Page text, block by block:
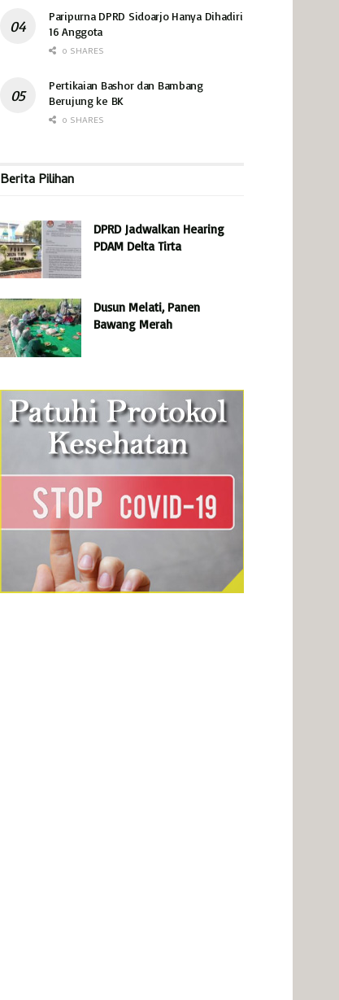
Paripurna DPRD Sidoarjo Hanya Dihadiri
16 Anggota
0 SHARES
Pertikaian Bashor dan Bambang
Berujung ke BK
0 SHARES
Berita Pilihan
DPRD Jadwalkan Hearing
PDAM Delta Tirta
Dusun Melati, Panen
Bawang Merah